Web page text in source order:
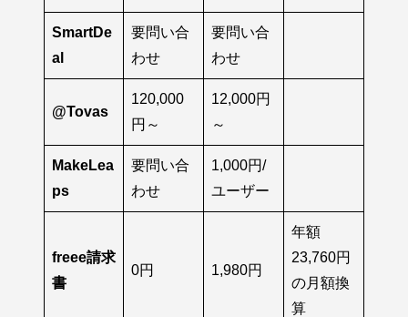
SmartDe
al
要問い合
わせ
要問い合
わせ
@Tovas
120,000
円～
12,000円
～
MakeLea
ps
要問い合
わせ
1,000円/
ユーザー
freee請求
書
0円 1,980円
年額
23,760円
の月額換
算